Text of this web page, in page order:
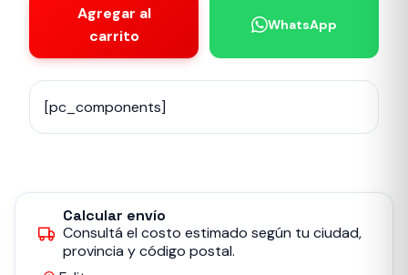
Agregar al
carrito
WhatsApp
[pc_components]
Calcular envío
Consultá el costo estimado según tu ciudad,
provincia y código postal.